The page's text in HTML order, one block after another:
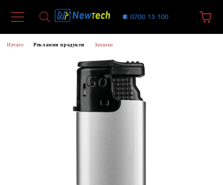
Начало Рекламни продукти Запалки